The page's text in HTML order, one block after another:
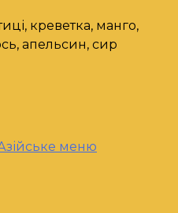
креветка, манго,
апельсин, сир
меню